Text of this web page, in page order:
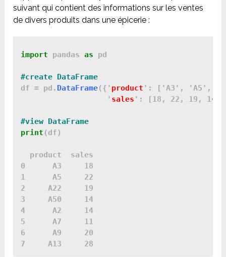
suivant qui contient des informations sur les ventes
de divers produits dans une épicerie :
import pandas as pd
df = pd. DataFrame({' product ': ['A3', 'A5',
                   '
sales ': [18, 22, 19, 14,
print (df)
  product  sales
0      A3     18
1      A5     22
2     A22     19
3     A50     14
4      A2     14
5      A7     11
6      A9     20